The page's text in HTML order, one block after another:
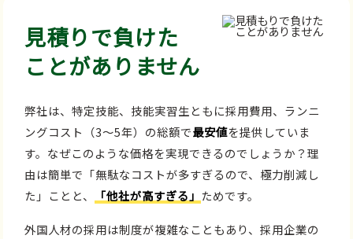
見積りで負けた
ことがありません
弊社は、特定技能、技能実習生ともに採用費用、ランニ
ングコスト（3～5年）の総額で最安値を提供していま
す。なぜこのような価格を実現できるのでしょうか？理
由は簡単で「無駄なコストが多すぎるので、極力削減し
た」ことと、
「他社が高すぎる」 ためです。
外国人材の採用は制度が複雑なこともあり、採用企業の